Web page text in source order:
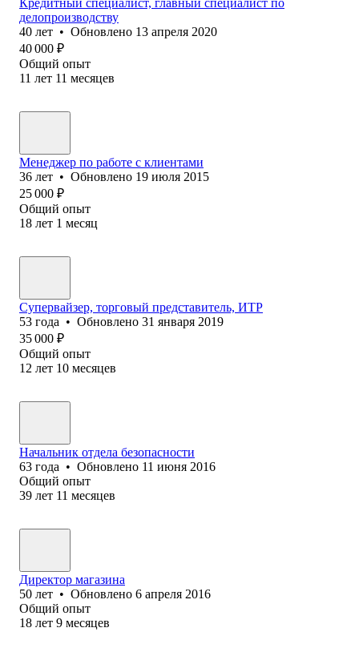
делопроизводству
40 лет • Обновлено 13 апреля 2020
40 000 ₽
Общий опыт
11 лет 11 месяцев
Менеджер по работе с клиентами
36 лет • Обновлено 19 июля 2015
25 000 ₽
Общий опыт
18 лет 1 месяц
Супервайзер, торговый представитель, ИТР
53 года • Обновлено 31 января 2019
35 000 ₽
Общий опыт
12 лет 10 месяцев
Начальник отдела безопасности
63 года • Обновлено 11 июня 2016
Общий опыт
39 лет 11 месяцев
Директор магазина
50 лет • Обновлено 6 апреля 2016
Общий опыт
18 лет 9 месяцев